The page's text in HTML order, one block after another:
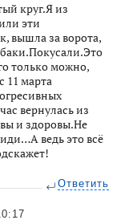
круг.Я из
эти
вышла за ворота,
только можно,
11 марта
вернулась из
и здоровы.Не
ведь это всё
Ответить